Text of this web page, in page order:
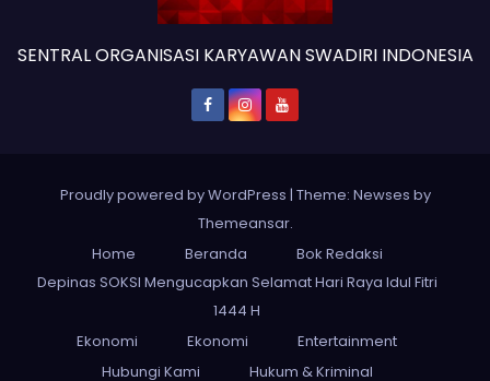
SENTRAL ORGANISASI KARYAWAN SWADIRI INDONESIA
Proudly powered by WordPress | Theme: Newses by
Themeansar.
Home
Beranda
Bok Redaksi
Depinas SOKSI Mengucapkan Selamat Hari Raya Idul Fitri
1444 H
Ekonomi
Ekonomi
Entertainment
Hubungi Kami
Hukum & Kriminal